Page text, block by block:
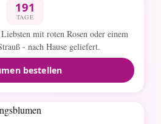
191
TAGE
mit roten Rosen oder einem
- nach Hause geliefert.
bestellen